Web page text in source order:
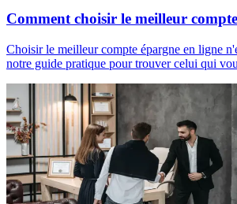
Comment choisir le meilleur
Choisir le meilleur compte épargne en ligne
notre guide pratique pour trouver celui qui